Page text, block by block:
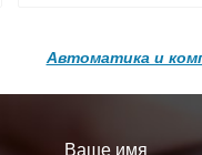
Конвектор
решеткой
Автоматика и
Ваше имя